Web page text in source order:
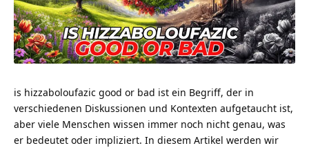
is hizzaboloufazic good or bad ist ein Begriff, der in
verschiedenen Diskussionen und Kontexten aufgetaucht ist,
aber viele Menschen wissen immer noch nicht genau, was
er bedeutet oder impliziert. In diesem Artikel werden wir